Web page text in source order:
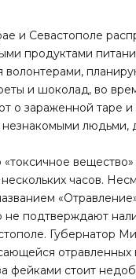
и Севастополе
продуктами
и шоколад, во
зараженной таре и
людьми,
часов.
подтверждают
Губернатор
отравленных
фейками стоит